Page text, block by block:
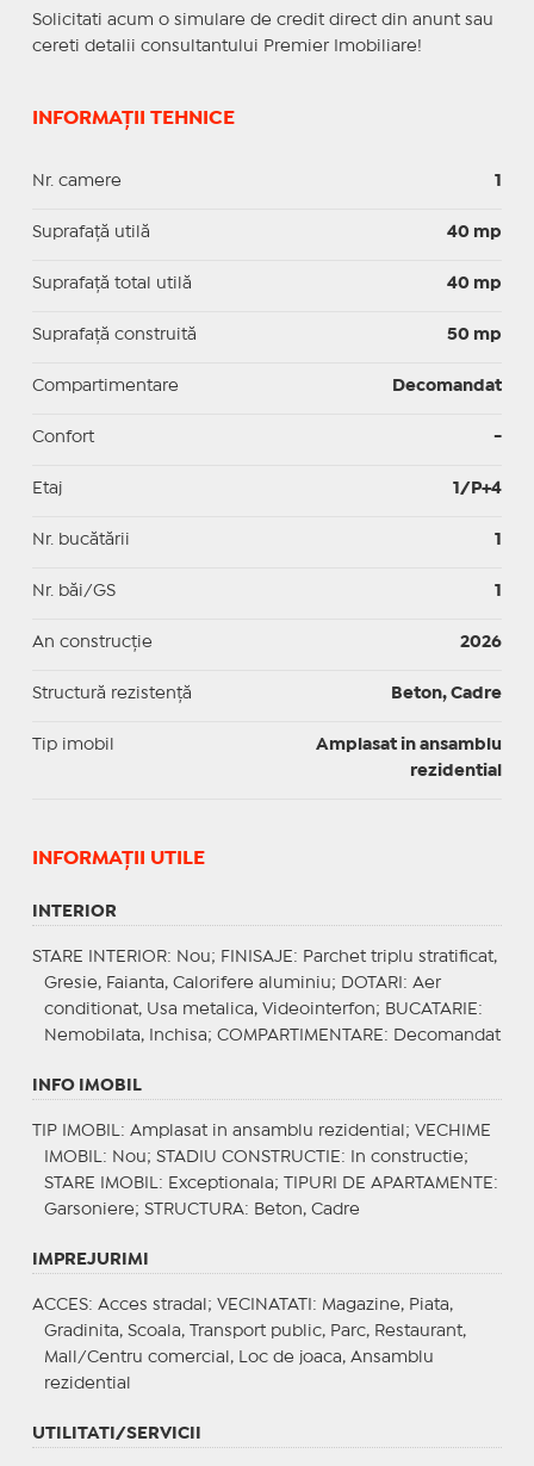
Solicitati acum o simulare de credit direct din anunt sau
cereti detalii consultantului Premier Imobiliare!
INFORMAȚII TEHNICE
Nr. camere 1
Suprafaţă utilă 40 mp
Suprafaţă total utilă 40 mp
Suprafaţă construită 50 mp
Compartimentare Decomandat
Confort -
Etaj 1/P+4
Nr. bucătării 1
Nr. băi/GS 1
An construcție 2026
Structură rezistență Beton, Cadre
Tip imobil
Amplasat in ansamblu
rezidential
INFORMAŢII UTILE
INTERIOR
STARE INTERIOR: Nou; FINISAJE : Parchet triplu stratificat,
Gresie, Faianta, Calorifere aluminiu;
DOTARI : Aer
conditionat, Usa metalica, Videointerfon; BUCATARIE :
Nemobilata, Inchisa; COMPARTIMENTARE : Decomandat
INFO IMOBIL
TIP IMOBIL : Amplasat in ansamblu rezidential; VECHIME
IMOBIL : Nou; STADIU CONSTRUCTIE : In constructie;
STARE IMOBIL : Exceptionala; TIPURI DE APARTAMENTE :
Garsoniere; STRUCTURA: Beton, Cadre
IMPREJURIMI
ACCES: Acces stradal; VECINATATI : Magazine, Piata,
Gradinita, Scoala, Transport public, Parc, Restaurant,
Mall/Centru comercial, Loc de joaca, Ansamblu
rezidential
UTILITATI/SERVICII